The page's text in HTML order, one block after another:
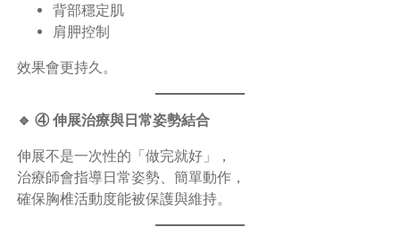
背部穩定肌
肩胛控制
效果會更持久。
🔹 ④ 伸展治療與日常姿勢結合
伸展不是一次性的「做完就好」，
治療師會指導日常姿勢、簡單動作，
確保胸椎活動度能被保護與維持。